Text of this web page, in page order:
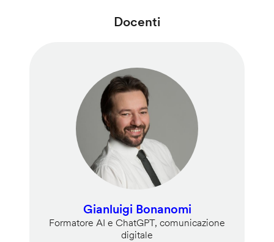
Docenti
Gianluigi Bonanomi
Formatore AI e ChatGPT, comunicazione
digitale